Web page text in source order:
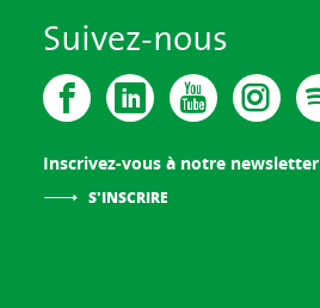
Suivez-nous
Inscrivez-vous à notre newsletter
S'INSCRIRE